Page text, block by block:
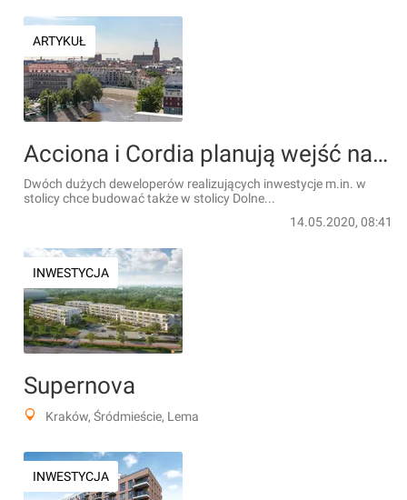
ARTYKUŁ
Acciona i Cordia planują wejść na wrocławski rynek mieszkaniowy
Dwóch dużych deweloperów realizujących inwestycje m.in. w
stolicy chce budować także w stolicy Dolne...
14.05.2020, 08:41
INWESTYCJA
Supernova
Kraków, Śródmieście, Lema
INWESTYCJA